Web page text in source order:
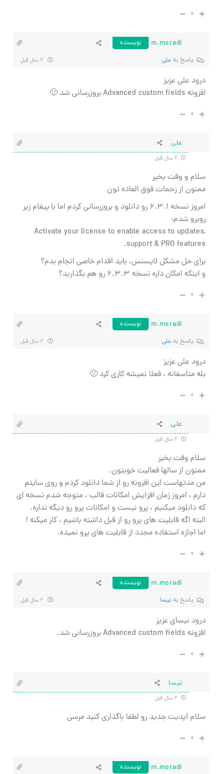
۰
m.moradi
نویسنده
پاسخ بهعلی
درود علی عزیز
افزونه Advanced custom fields بروزرسانی شد 🙂
۰
علی
سلام و وقت بخیر
ممنون از زحمات فوق العاده تون
امروز نسخه ۶.۳.۱ رو دانلود و بروزرسانی کردم اما با پیغام زیر
روبرو شدم:
Activate your license to enable access to updates,
support & PRO features.
برای حل مشکل لایسنس، باید اقدام خاصی انجام بدم؟
و اینکه امکان داره نسخه ۶.۳.۳ رو هم بگذارید؟
۰
m.moradi
نویسنده
پاسخ بهعلی
درود علی عزیز
بله متاسفانه ، فعلا نمیشه کاری کرد 🙁
۰
علی
سلام وقت بخیر
ممنون از سالها فعالیت خوبتون.
من مدتهاست این افزونه رو از شما دانلود کردم و روی سایتم
دارم ، امروز زمان افزایش امکانات قالب ، متوجه شدم نسخه ای
که دانلود میکنیم ، پرو نیست و امکانات پرو رو دیگه نداره.
البته اگه قابلیت های پرو رو از قبل داشته باشیم ، کار میکنه !
اما اجازه استفاده مجدد از قابلیت های پرو نمیده.
۰
m.moradi
نویسنده
پاسخ به نیسا
درود نیسای عزیز
افزونه Advanced custom fields بروزرسانی شد.
۰
نیسا
سلام آپدیت جدید رو لطفا باگذاری کنید مرسی
۰
m.moradi نویسنده